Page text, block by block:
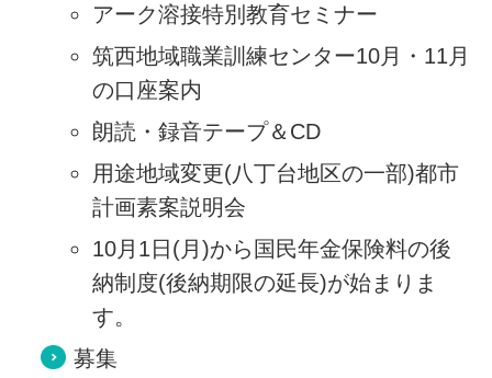
アーク溶接特別教育セミナー
筑西地域職業訓練センター10月・11月
の口座案内
朗読・録音テープ＆CD
用途地域変更(八丁台地区の一部)都市
計画素案説明会
10月1日(月)から国民年金保険料の後
納制度(後納期限の延長)が始まりま
す。
募集